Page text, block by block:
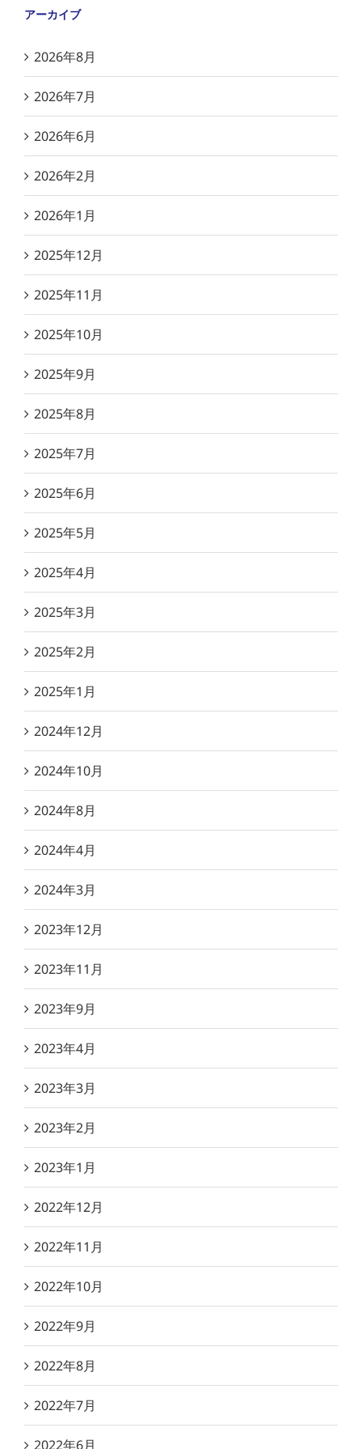
アーカイブ
2026年8月
2026年7月
2026年6月
2026年2月
2026年1月
2025年12月
2025年11月
2025年10月
2025年9月
2025年8月
2025年7月
2025年6月
2025年5月
2025年4月
2025年3月
2025年2月
2025年1月
2024年12月
2024年10月
2024年8月
2024年4月
2024年3月
2023年12月
2023年11月
2023年9月
2023年4月
2023年3月
2023年2月
2023年1月
2022年12月
2022年11月
2022年10月
2022年9月
2022年8月
2022年7月
2022年6月